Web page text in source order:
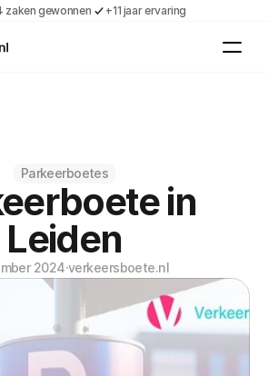
zaken gewonnen +11 jaar ervaring
Contact
Shop
Over ons
Inloggen
Parkeerboetes
in
Leiden
2024·verkeersboete.nl